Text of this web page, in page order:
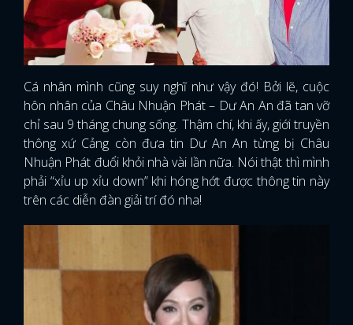
Cá nhân mình cũng suy nghĩ như vậy đó! Bởi lẽ, cuộc
hôn nhân của Châu Nhuận Phát – Dư An An đã tan vỡ
chỉ sau 9 tháng chung sống. Thậm chí, khi ấy, giới truyền
thông xứ Cảng còn đưa tin Dư An An từng bị Châu
Nhuận Phát đuổi khỏi nhà vài lần nữa. Nói thật thì mình
phải “xỉu up xỉu down” khi hóng hớt được thông tin này
trên các diễn đàn giải trí đó nha!